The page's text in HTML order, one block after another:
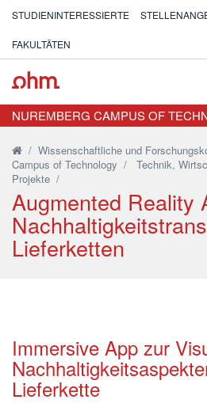
STUDIENINTERESSIERTE
FAKULTÄTEN
NUREMBERG CAMPUS OF
/ Wissenschaftliche und
Campus of Technology / Technik,
Projekte /
Augmented Reality
Lieferketten
Immersive App zur
Lieferkette